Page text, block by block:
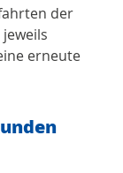
der
erneute